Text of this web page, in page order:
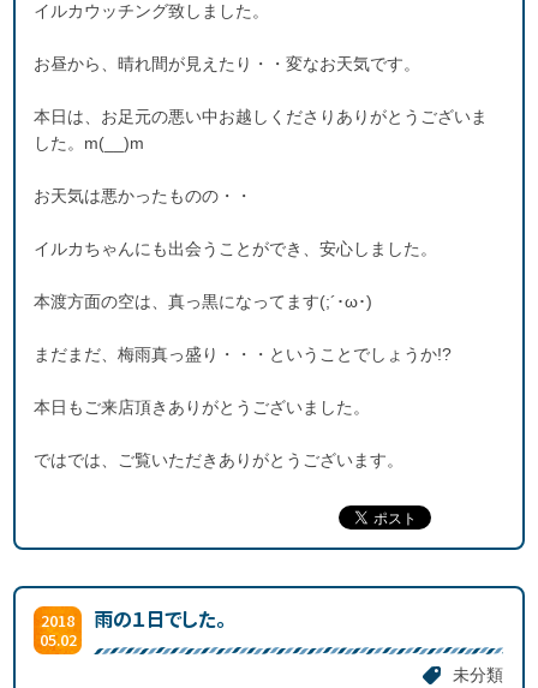
イルカウッチング致しました。
お昼から、晴れ間が見えたり・・変なお天気です。
本日は、お足元の悪い中お越しくださりありがとうございま
した。m(__)m
お天気は悪かったものの・・
イルカちゃんにも出会うことができ、安心しました。
本渡方面の空は、真っ黒になってます(;´･ω･)
まだまだ、梅雨真っ盛り・・・ということでしょうか!?
本日もご来店頂きありがとうございました。
ではでは、ご覧いただきありがとうございます。
2018
05.02
雨の１日でした。
未分類